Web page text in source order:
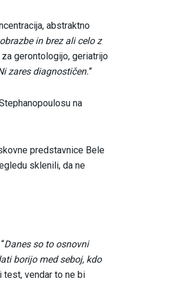
abstraktno
in brez ali celo z
gerontologijo, geriatrijo
zares diagnostičen.”
na
predstavnice Bele
sklenili, da ne
Danes so to osnovni
borijo med seboj, kdo
test, vendar to ne bi